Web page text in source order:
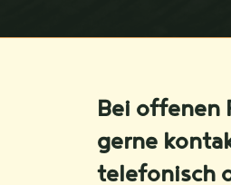
Bei offenen
gerne
telefonisch